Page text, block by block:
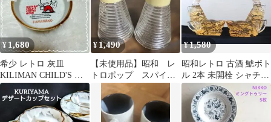
¥ 1,680
希少 レトロ 灰皿
KILIMAN CHILD'S 昭
和レトロ インテリア
¥ 1,490
【未使用品】昭和 レ
トロポップ スパイス
ボトル ガラス 希少
¥1,580
昭和レトロ 古酒 鯱ボト
ル 2本 未開栓 シャチホ
コ ガラス ミニボトル